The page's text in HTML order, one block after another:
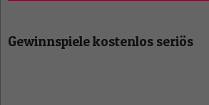
Gewinnspiele kostenlos seriös